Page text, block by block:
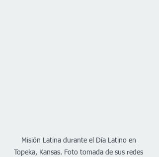
Misión Latina durante el Día Latino en
Topeka, Kansas. Foto tomada de sus redes